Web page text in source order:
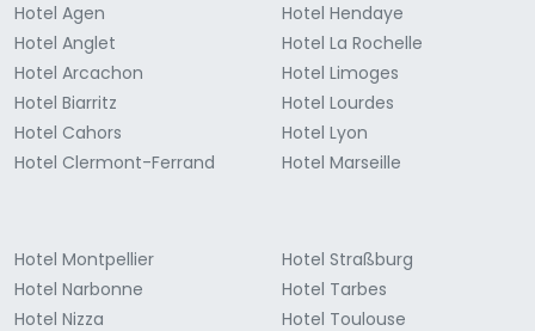
Hotel Agen
Hotel Anglet
Hotel Arcachon
Hotel Biarritz
Hotel Cahors
Hotel Clermont-Ferrand
Hotel Hendaye
Hotel La Rochelle
Hotel Limoges
Hotel Lourdes
Hotel Lyon
Hotel Marseille
Hotel Montpellier
Hotel Narbonne
Hotel Nizza
Hotel Straßburg
Hotel Tarbes
Hotel Toulouse